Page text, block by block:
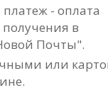
- оплата
получения в
Почты".
или